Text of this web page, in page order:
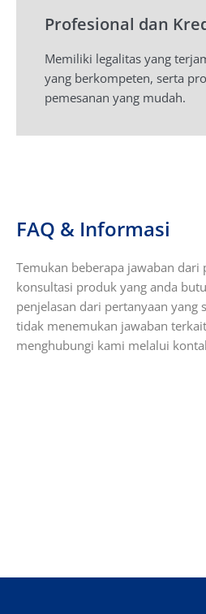
Profesional dan
Memiliki legalitas yang
yang berkompeten, serta
pemesanan yang mudah.
FAQ & Informasi
Temukan beberapa jawaban dari
konsultasi produk yang anda
penjelasan dari pertanyaan yang
tidak menemukan jawaban
menghubungi kami melalui